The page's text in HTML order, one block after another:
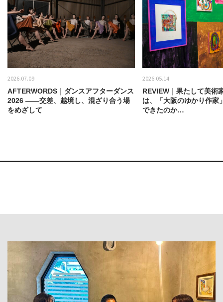
2026.07.09
AFTERWORDS｜ダンスアフターダンス
2026 ——交差、越境し、混ざり合う場
をめざして
2026.05.14
REVIEW｜果たして美術
は、「大阪のゆかり作家
できたのか…